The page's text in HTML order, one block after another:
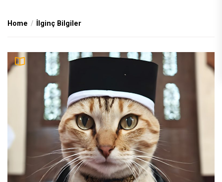
Home İlginç Bilgiler